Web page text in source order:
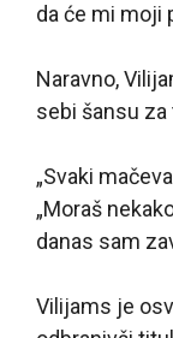
da će mi moji
Naravno,
sebi šansu za
„Svaki
„Moraš
danas sam
Vilijams je